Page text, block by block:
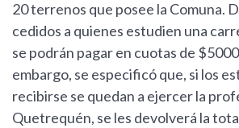
20 terrenos que posee la Comuna.
cedidos a quienes estudien una
se podrán pagar en cuotas de
embargo, se especificó que, si los
recibirse se quedan a ejercer la
Quetrequén, se les devolverá la